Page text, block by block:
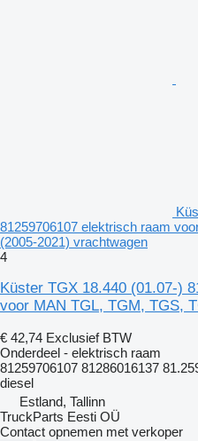
81259706107 elektrisch raam
(2005-2021) vrachtwagen
4
Küster TGX 18.440 (01.07-)
voor MAN TGL, TGM, TGS,
€ 42,74 Exclusief BTW
Onderdeel - elektrisch raam
81259706107 81286016137
diesel
Estland, Tallinn
TruckParts Eesti OÜ
Contact opnemen met verkoper